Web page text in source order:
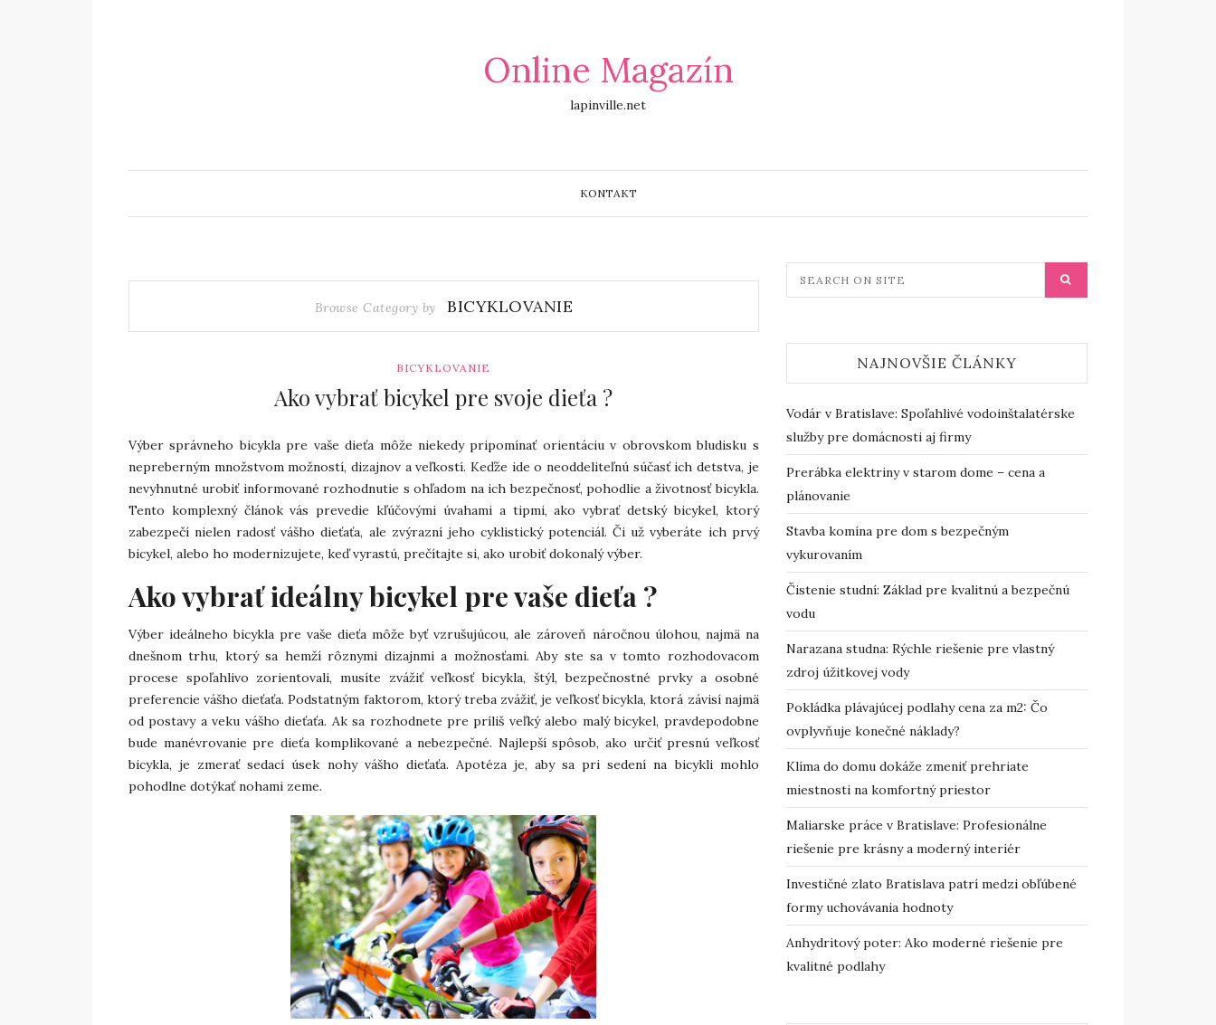
Online Magazín
lapinville.net
KONTAKT
Browse Category by BICYKLOVANIE
BICYKLOVANIE
Ako vybrať bicykel pre svoje dieťa ?
Výber správneho bicykla pre vaše dieťa môže niekedy pripomínať orientáciu v obrovskom bludisku s
nepreberným množstvom možností, dizajnov a veľkostí. Keďže ide o neoddeliteľnú súčasť ich detstva, je
nevyhnutné urobiť informované rozhodnutie s ohľadom na ich bezpečnosť, pohodlie a životnosť bicykla.
Tento komplexný článok vás prevedie kľúčovými úvahami a tipmi, ako vybrať detský bicykel, ktorý
zabezpečí nielen radosť vášho dieťaťa, ale zvýrazní jeho cyklistický potenciál. Či už vyberáte ich prvý
bicykel, alebo ho modernizujete, keď vyrastú, prečítajte si, ako urobiť dokonalý výber.
Ako vybrať ideálny bicykel pre vaše dieťa ?
Výber ideálneho bicykla pre vaše dieťa môže byť vzrušujúcou, ale zároveň náročnou úlohou, najmä na
dnešnom trhu, ktorý sa hemží rôznymi dizajnmi a možnosťami. Aby ste sa v tomto rozhodovacom
procese spoľahlivo zorientovali, musíte zvážiť veľkosť bicykla, štýl, bezpečnostné prvky a osobné
preferencie vášho dieťaťa. Podstatným faktorom, ktorý treba zvážiť, je veľkosť bicykla, ktorá závisí najmä
od postavy a veku vášho dieťaťa. Ak sa rozhodnete pre príliš veľký alebo malý bicykel, pravdepodobne
bude manévrovanie pre dieťa komplikované a nebezpečné. Najlepší spôsob, ako určiť presnú veľkosť
bicykla, je zmerať sedací úsek nohy vášho dieťaťa. Apotéza je, aby sa pri sedení na bicykli mohlo
pohodlne dotýkať nohami zeme.
NAJNOVŠIE ČLÁNKY
Vodár v Bratislave: Spoľahlivé vodoinštalatérske
služby pre domácnosti aj firmy
Prerábka elektriny v starom dome – cena a
plánovanie
Stavba komína pre dom s bezpečným
vykurovaním
Čistenie studní: Základ pre kvalitnú a bezpečnú
vodu
Narazana studna: Rýchle riešenie pre vlastný
zdroj úžitkovej vody
Pokládka plávajúcej podlahy cena za m2: Čo
ovplyvňuje konečné náklady?
Klíma do domu dokáže zmeniť prehriate
miestnosti na komfortný priestor
Maliarske práce v Bratislave: Profesionálne
riešenie pre krásny a moderný interiér
Investičné zlato Bratislava patrí medzi obľúbené
formy uchovávania hodnoty
Anhydritový poter: Ako moderné riešenie pre
kvalitné podlahy